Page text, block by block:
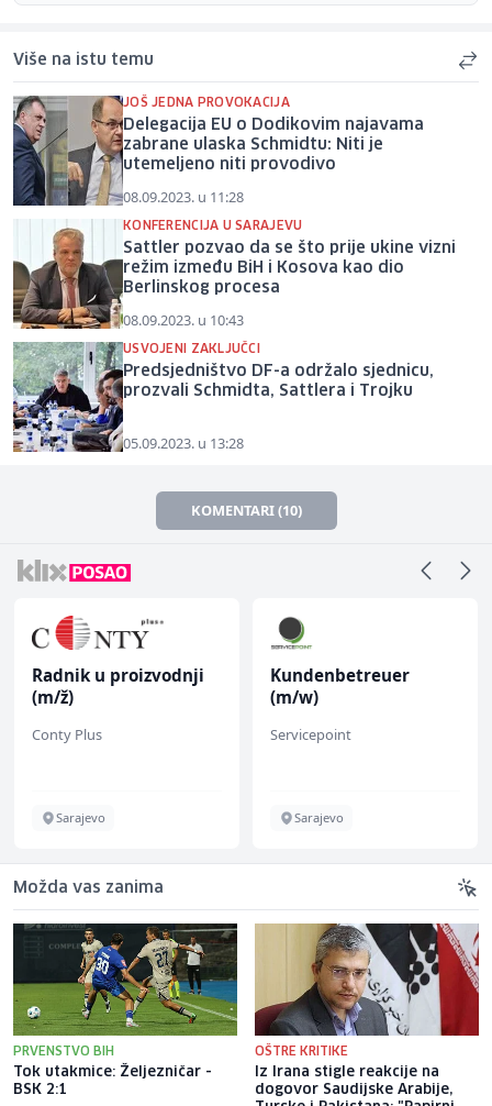
Više na istu temu
JOŠ JEDNA PROVOKACIJA
Delegacija EU o Dodikovim najavama
zabrane ulaska Schmidtu: Niti je
utemeljeno niti provodivo
08.09.2023. u 11:28
KONFERENCIJA U SARAJEVU
Sattler pozvao da se što prije ukine vizni
režim između BiH i Kosova kao dio
Berlinskog procesa
08.09.2023. u 10:43
USVOJENI ZAKLJUČCI
Predsjedništvo DF-a održalo sjednicu,
prozvali Schmidta, Sattlera i Trojku
05.09.2023. u 13:28
KOMENTARI (10)
Radnik u proizvodnji
(m/ž)
Conty Plus
Sarajevo
Kundenbetreuer
(m/w)
Servicepoint
Sarajevo
Možda vas zanima
PRVENSTVO BIH
Tok utakmice: Željezničar -
BSK 2:1
OŠTRE KRITIKE
Iz Irana stigle reakcije na
dogovor Saudijske Arabije,